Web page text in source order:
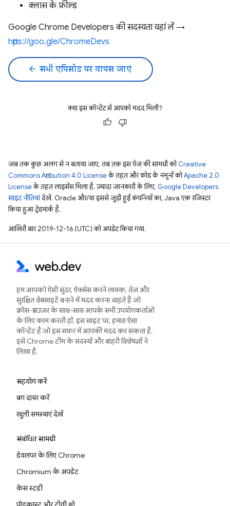
क्लास के फ़ील्ड
Google Chrome Developers की सदस्यता यहां लें →
https://goo.gle/ChromeDevs
arrow_back सभी एपिसोड पर वापस जाएं
क्या इस कॉन्टेंट से आपको मदद मिली?
जब तक कुछ अलग से न बताया जाए, तब तक इस पेज की सामग्री कोCreative
Commons Attribution 4.0 Licenseके तहत और कोड के नमूनों कोApache 2.0
Licenseके तहत लाइसेंस मिला है. ज़्यादा जानकारी के लिए, Google Developers
साइट नीतियांदेखें. Oracle और/या इससे जुड़ी हुई कंपनियों का, Java एक रजिस्टर
किया हुआ ट्रेडमार्क है.
आखिरी बार 2019-12-16 (UTC) को अपडेट किया गया.
हम आपको ऐसी सुंदर, ऐक्सेस करने लायक, तेज़ और
सुरक्षित वेबसाइटें बनाने में मदद करना चाहते हैं जो
क्रॉस-ब्राउज़र के साथ-साथ आपके सभी उपयोगकर्ताओं
के लिए काम करती हों. इस साइट पर, हमारा ऐसा
कॉन्टेंट है जो इस सफ़र में आपकी मदद कर सकता है.
इसे Chrome टीम के सदस्यों और बाहरी विशेषज्ञों ने
लिखा है.
सहयोग करें
बग दायर करें
खुली समस्याएं देखें
संबंधित सामग्री
डेवलपर के लिए Chrome
Chromium के अपडेट
केस स्टडी